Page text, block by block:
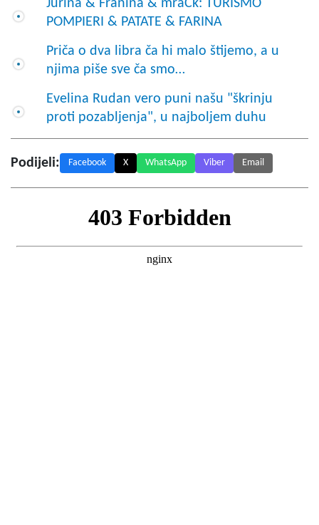
Jurina & Franina & mraCk: TURISMO
POMPIERI & PATATE & FARINA
Priča o dva libra ča hi malo štijemo, a u
njima piše sve ča smo…
Evelina Rudan vero puni našu "škrinju
proti pozabljenja", u najboljem duhu
Podijeli: Facebook X WhatsApp Viber Email